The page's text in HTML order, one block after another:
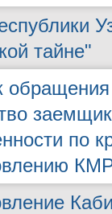
тайне"
по